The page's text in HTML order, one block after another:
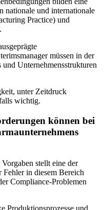
nationale und internationale
Practice) und
müssen in der
Unternehmensstrukturen
unter Zeitdruck
wichtig.
können bei
stellt eine der
Fehler in diesem Bereich
Compliance-Problemen
Produktionsprozesse und